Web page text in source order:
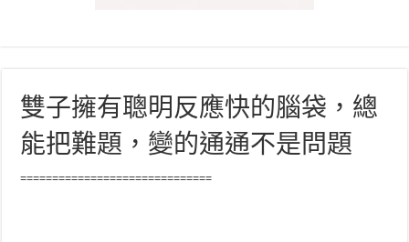
雙子擁有聰明反應快的腦袋，總
能把難題，變的通通不是問題
==============================